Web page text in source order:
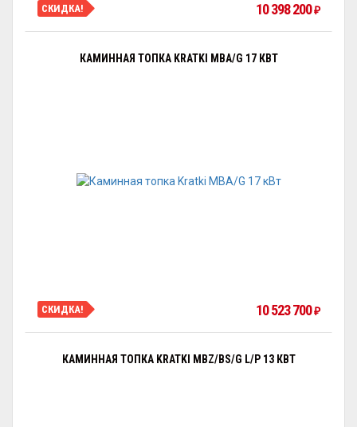
СКИДКА! 10 398 200 ₽
КАМИННАЯ ТОПКА KRATKI MBA/G 17 КВТ
СКИДКА! 10 523 700 ₽
КАМИННАЯ ТОПКА KRATKI MBZ/BS/G L/P 13 КВТ